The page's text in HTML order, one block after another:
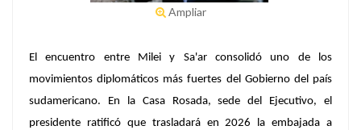
Ampliar
El encuentro entre Milei y Sa'ar consolidó uno de los
movimientos diplomáticos más fuertes del Gobierno del país
sudamericano. En la Casa Rosada, sede del Ejecutivo, el
presidente ratificó que trasladará en 2026 la embajada a